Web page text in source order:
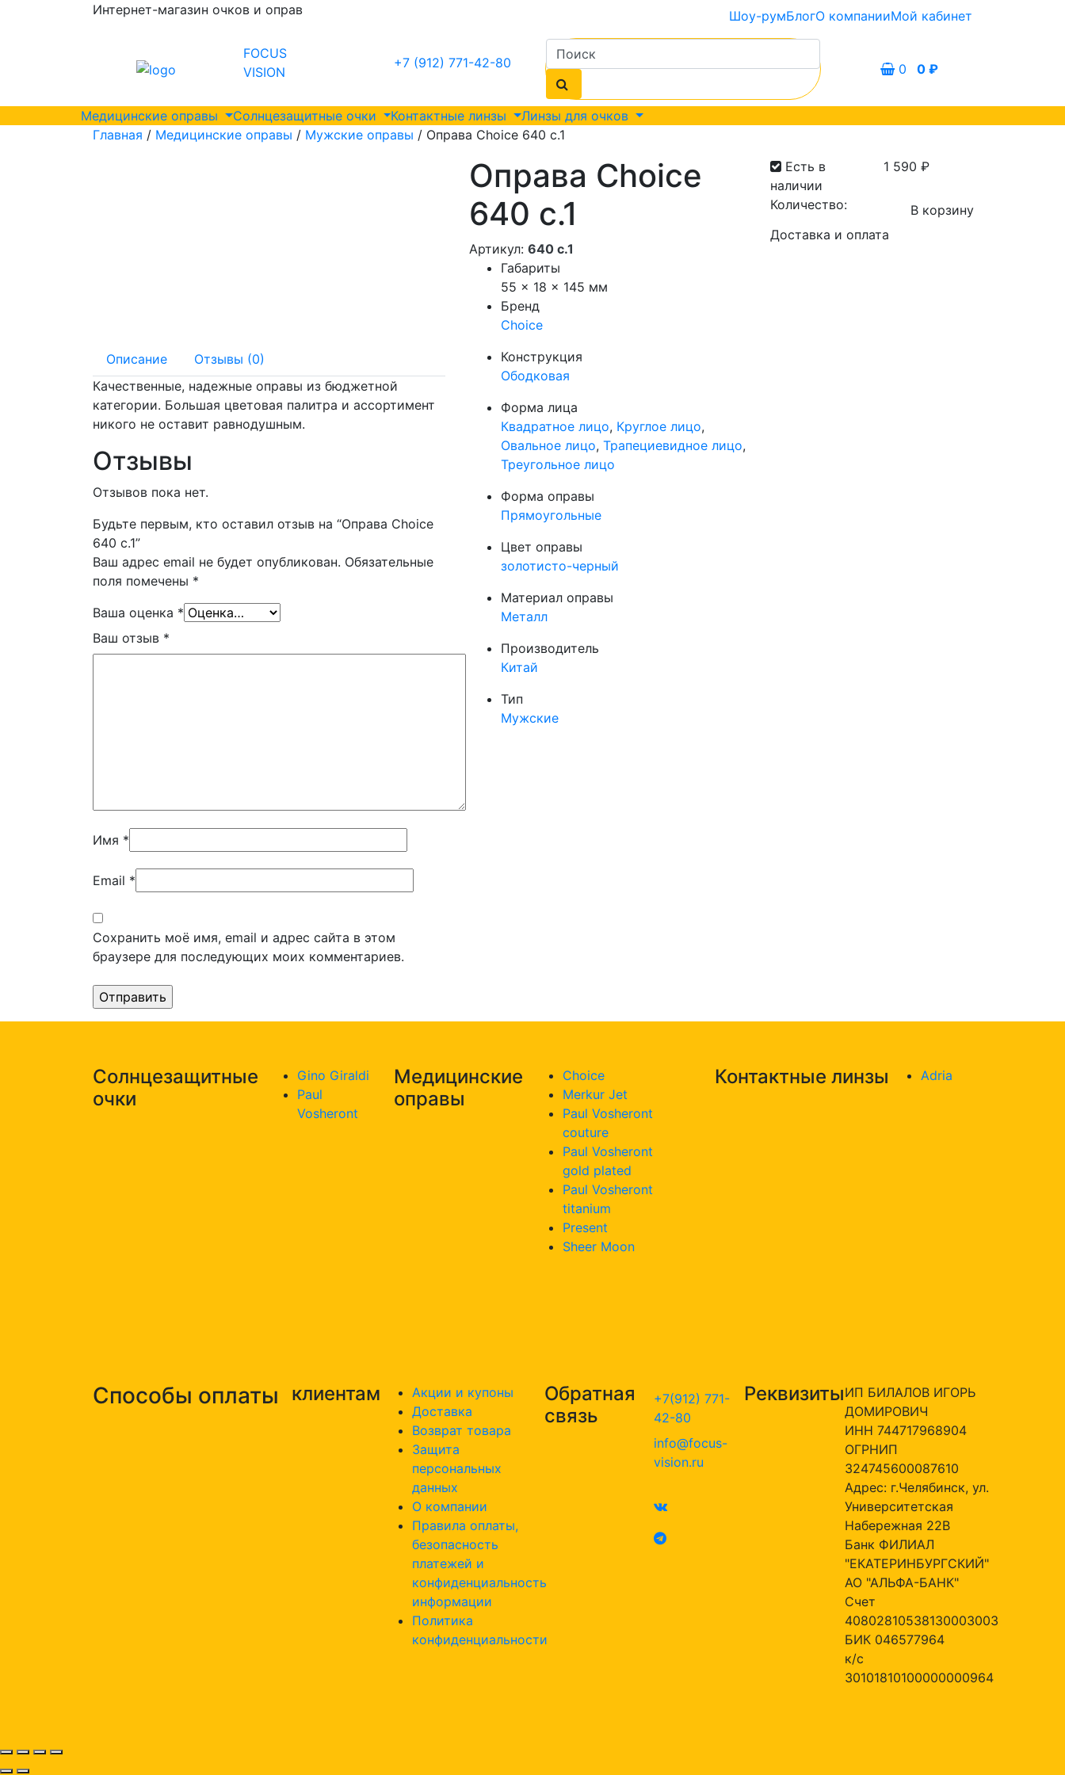
Интернет-магазин очков и оправ Шоу-румБлогО компанииМой кабинет
FOCUS
VISION
+7 (912) 771-42-80 0 0 ₽
Медицинские оправы Солнцезащитные очки Контактные линзы
Линзы для очков
Главная / Медицинские оправы / Мужские оправы / Оправа Choice 640 с.1
Описание
Отзывы (0)
Качественные, надежные оправы из бюджетной
категории. Большая цветовая палитра и ассортимент
никого не оставит равнодушным.
Отзывы
Отзывов пока нет.
Будьте первым, кто оставил отзыв на “Оправа Choice
640 с.1”
Ваш адрес email не будет опубликован. Обязательные
поля помечены *
Ваша оценка *
Ваш отзыв *
Имя *
Email *
Сохранить моё имя, email и адрес сайта в этом
браузере для последующих моих комментариев.
Оправа Choice
640 с.1
Артикул: 640 с.1
Габариты
55 × 18 × 145 мм
Бренд
Choice
Конструкция
Ободковая
Форма лица
Квадратное лицо, Круглое лицо,
Овальное лицо, Трапециевидное лицо,
Треугольное лицо
Форма оправы
Прямоугольные
Цвет оправы
золотисто-черный
Материал оправы
Металл
Производитель
Китай
Тип
Мужские
Есть в
наличии
1 590 ₽
Количество:
товара
В корзину
Доставка и оплата
Солнцезащитные
очки
Gino Giraldi
Paul
Vosheront
Медицинские
оправы
Choice
Merkur Jet
Paul Vosheront
couture
Paul Vosheront
gold plated
Paul Vosheront
titanium
Present
Sheer Moon
Контактные линзы Adria
Способы оплаты клиентам
Акции и купоны
Доставка
Возврат товара
Защита
персональных
данных
О компании
Правила оплаты,
безопасность
платежей и
конфиденциальность
информации
Политика
конфиденциальности
Обратная
связь
+7(912) 771-
42-80
info@focus-
vision.ru
РеквизитыИП БИЛАЛОВ ИГОРЬ
ДОМИРОВИЧ
ИНН 744717968904
ОГРНИП
324745600087610
Адрес: г.Челябинск, ул.
Университетская
Набережная 22В
Банк ФИЛИАЛ
"ЕКАТЕРИНБУРГСКИЙ"
АО "АЛЬФА-БАНК"
Счет
40802810538130003003
БИК 046577964
к/с
30101810100000000964